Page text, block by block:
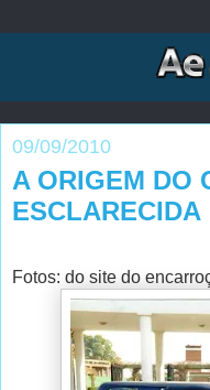
09/09/2010
A ORIGEM DO
ESCLARECIDA
Fotos: do site do